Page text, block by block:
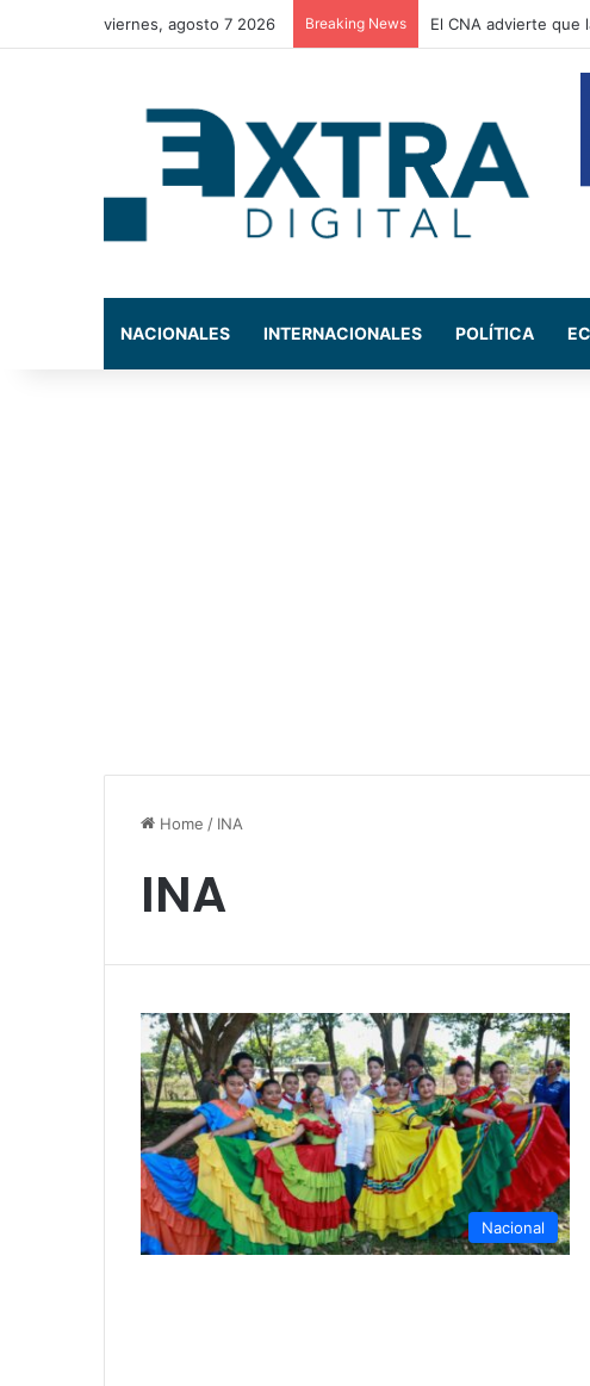
viernes, agosto 7 2026 Breaking News El CNA advierte que
NACIONALES INTERNACIONALES POLÍTICA
Home / INA
INA
Nacional